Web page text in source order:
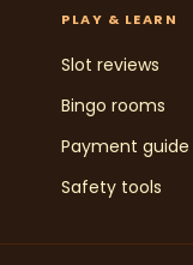
PLAY & LEARN
Slot reviews
Bingo rooms
Payment guide
Safety tools